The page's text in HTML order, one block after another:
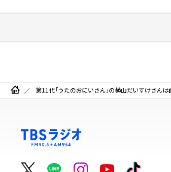
第11代「うたのおにいさん」の横山だいすけさん